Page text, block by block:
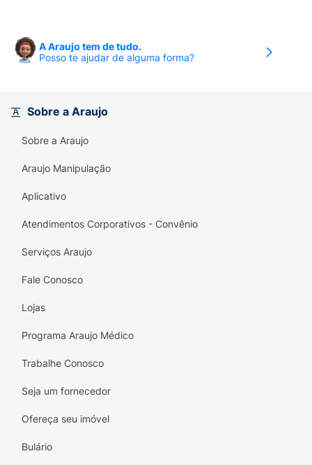
A Araujo tem de tudo.
Posso te ajudar de alguma forma?
Sobre a Araujo
Sobre a Araujo
Araujo Manipulação
Aplicativo
Atendimentos Corporativos - Convênio
Serviços Araujo
Fale Conosco
Lojas
Programa Araujo Médico
Trabalhe Conosco
Seja um fornecedor
Ofereça seu imóvel
Bulário